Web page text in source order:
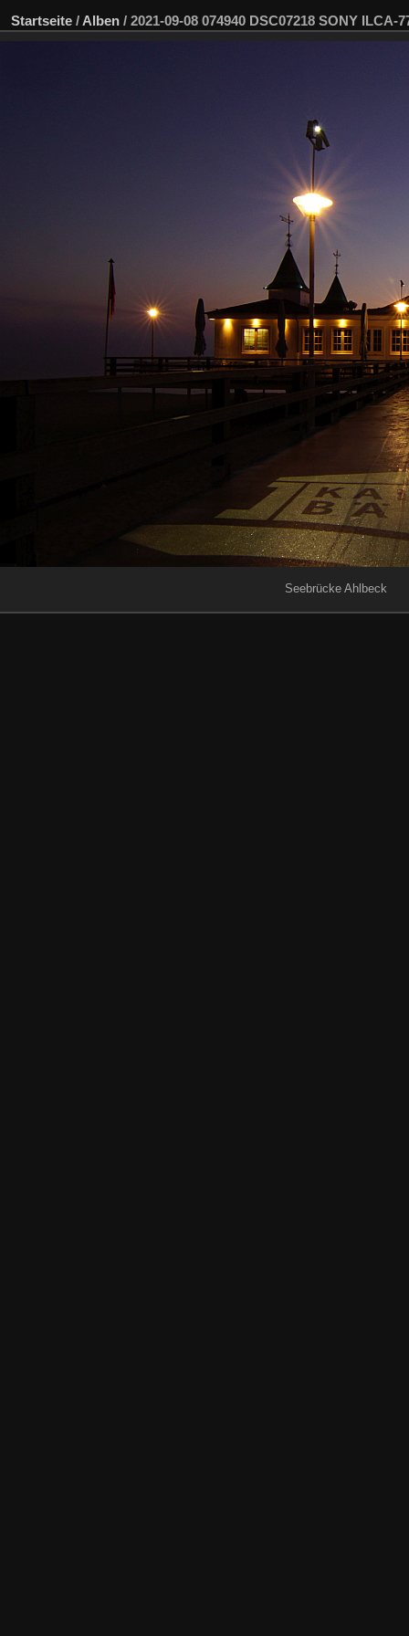
Startseite / Alben / 2021-09-08 074940 DSC07218 SONY ILCA-
Seebrücke Ahlbeck